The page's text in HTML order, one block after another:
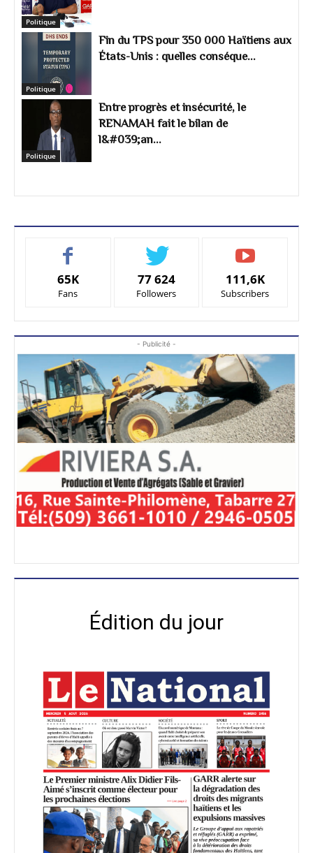
Politique
Politique
Fin du TPS pour 350 000 Haïtiens aux
États-Unis : quelles conséque...
Politique
Entre progrès et insécurité, le
RENAMAH fait le bilan de
l&#039;an...
65K
Fans
77 624
Followers
111,6K
Subscribers
- Publicité -
Édition du jour